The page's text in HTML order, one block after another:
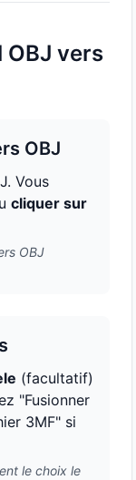
vers
OBJ
Vous
cliquer sur
OBJ
(facultatif)
"Fusionner
3MF" si
le choix le